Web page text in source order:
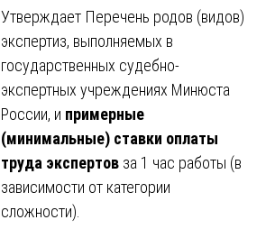
Утверждает Перечень родов (видов)
экспертиз, выполняемых в
государственных судебно-
экспертных учреждениях Минюста
России, и примерные
(минимальные) ставки оплаты
труда экспертов за 1 час работы (в
зависимости от категории
сложности).